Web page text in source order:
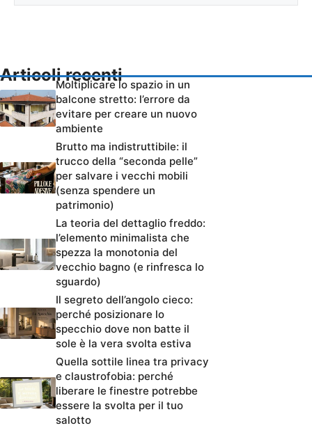
Articoli recenti
Moltiplicare lo spazio in un
balcone stretto: l’errore da
evitare per creare un nuovo
ambiente
Brutto ma indistruttibile: il
trucco della “seconda pelle”
per salvare i vecchi mobili
(senza spendere un
patrimonio)
La teoria del dettaglio freddo:
l’elemento minimalista che
spezza la monotonia del
vecchio bagno (e rinfresca lo
sguardo)
Il segreto dell’angolo cieco:
perché posizionare lo
specchio dove non batte il
sole è la vera svolta estiva
Quella sottile linea tra privacy
e claustrofobia: perché
liberare le finestre potrebbe
essere la svolta per il tuo
salotto